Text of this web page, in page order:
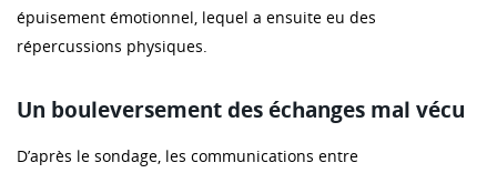
épuisement émotionnel, lequel a ensuite eu des
répercussions physiques.
Un bouleversement des échanges mal vécu
D’après le sondage, les communications entre